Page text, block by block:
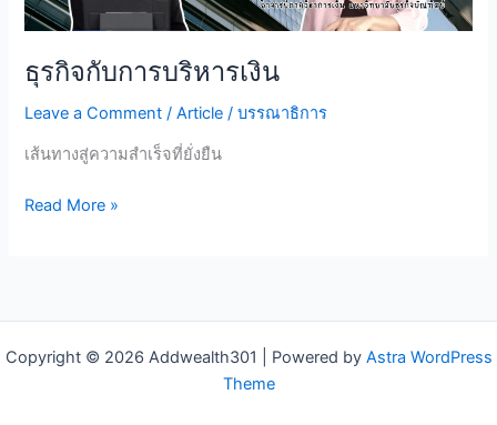
ธุรกิจกับการบริหารเงิน
Leave a Comment /Article /บรรณาธิการ
เส้นทางสู่ความสำเร็จที่ยั่งยืน
ธุรกิจ
Read More »
Copyright © 2026 Addwealth301 | Powered by Astra WordPress
Theme